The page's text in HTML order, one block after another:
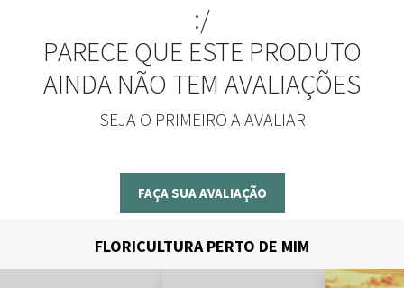
:/
PARECE QUE ESTE PRODUTO
AINDA NÃO TEM AVALIAÇÕES
SEJA O PRIMEIRO A AVALIAR
FAÇA SUA AVALIAÇÃO
FLORICULTURA PERTO DE MIM